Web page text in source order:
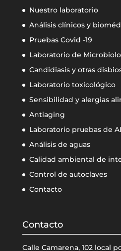
Nuestro laboratorio
Análisis clínicos y
Pruebas Covid -19
Laboratorio de
Candidiasis y otras
Laboratorio toxicológico
Sensibilidad y alergias
Antiaging
Laboratorio pruebas de
Análisis de aguas
Calidad ambiental de
Control de autoclaves
Contacto
Contacto
Calle Camarena, 102 local